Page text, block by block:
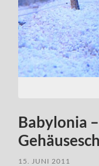
Babylonia
15. JUNI 2011